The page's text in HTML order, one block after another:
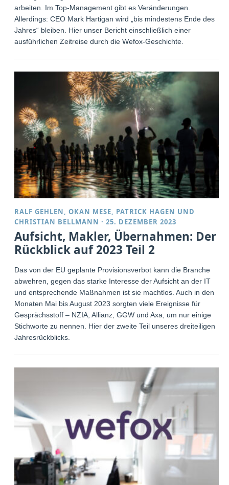
arbeiten. Im Top-Management gibt es Veränderungen.
Allerdings: CEO Mark Hartigan wird „bis mindestens Ende des
Jahres“ bleiben. Hier unser Bericht einschließlich einer
ausführlichen Zeitreise durch die Wefox-Geschichte.
RALF GEHLEN,OKAN MESE, PATRICK HAGEN UND
CHRISTIAN BELLMANN ·25. DEZEMBER 2023
Aufsicht, Makler, Übernahmen: Der
Rückblick auf 2023 Teil 2
Das von der EU geplante Provisionsverbot kann die Branche
abwehren, gegen das starke Interesse der Aufsicht an der IT
und entsprechende Maßnahmen ist sie machtlos. Auch in den
Monaten Mai bis August 2023 sorgten viele Ereignisse für
Gesprächsstoff – NZIA, Allianz, GGW und Axa, um nur einige
Stichworte zu nennen. Hier der zweite Teil unseres dreiteiligen
Jahresrückblicks.